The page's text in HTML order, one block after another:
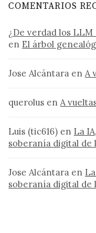
COMENTARIOS
¿De verdad los LLM
en El árbol
Jose Alcántara enA
querolus enA
Luis (tic616) en La
soberanía digital
Jose Alcántara en
soberanía digital